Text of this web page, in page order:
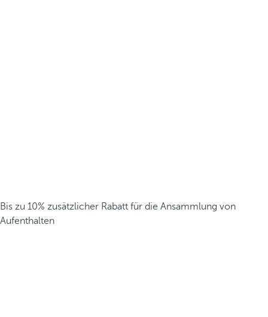
Bis zu 10% zusätzlicher Rabatt für die Ansammlung von
Aufenthalten